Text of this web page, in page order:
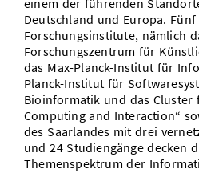
einem der führenden
Deutschland und Europa.
Forschungsinstitute, nämlich
Forschungszentrum für
das Max-Planck-Institut für
Planck-Institut für
Bioinformatik und das Cluster
Computing and Interaction“
des Saarlandes mit drei
und 24 Studiengänge decken
Themenspektrum der